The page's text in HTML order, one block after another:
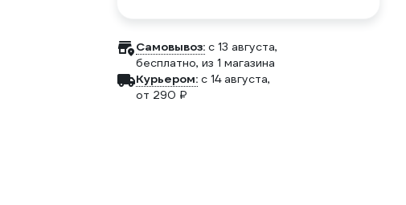
Самовывоз: c 13 августа,
бесплатно, из 1 магазина
Курьером: c 14 августа,
от 290 ₽